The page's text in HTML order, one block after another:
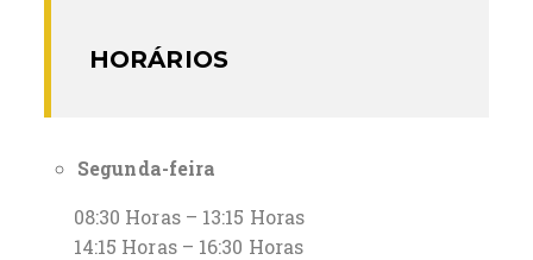
HORÁRIOS
Segunda-feira
08:30 Horas – 13:15 Horas
14:15 Horas – 16:30 Horas